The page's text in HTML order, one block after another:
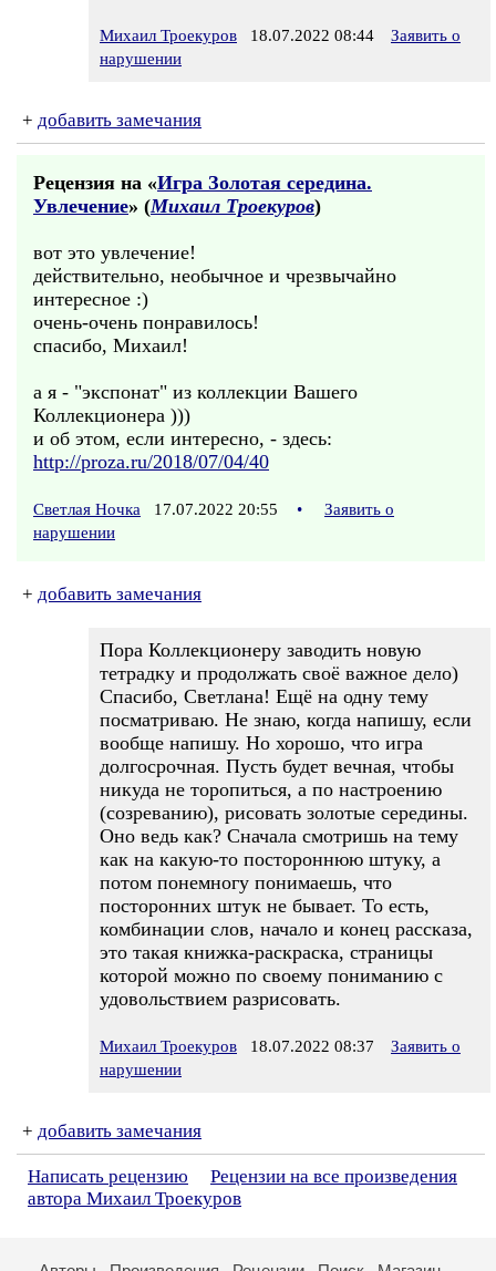
Михаил Троекуров 18.07.2022 08:44
Заявить о
нарушении
+ добавить замечания
Рецензия на «Игра Золотая середина.
Увлечение» (Михаил Троекуров)
вот это увлечение!
действительно, необычное и чрезвычайно
интересное :)
очень-очень понравилось!
спасибо, Михаил!
а я - "экспонат" из коллекции Вашего
Коллекционера )))
и об этом, если интересно, - здесь:
http://proza.ru/2018/07/04/40
Светлая Ночка 17.07.2022 20:55 •
Заявить о
нарушении
+ добавить замечания
Пора Коллекционеру заводить новую
тетрадку и продолжать своё важное дело)
Спасибо, Светлана! Ещё на одну тему
посматриваю. Не знаю, когда напишу, если
вообще напишу. Но хорошо, что игра
долгосрочная. Пусть будет вечная, чтобы
никуда не торопиться, а по настроению
(созреванию), рисовать золотые середины.
Оно ведь как? Сначала смотришь на тему
как на какую-то постороннюю штуку, а
потом понемногу понимаешь, что
посторонних штук не бывает. То есть,
комбинации слов, начало и конец рассказа,
это такая книжка-раскраска, страницы
которой можно по своему пониманию с
удовольствием разрисовать.
Михаил Троекуров 18.07.2022 08:37
Заявить о
нарушении
+ добавить замечания
Написать рецензию
Рецензии на все произведения
автора Михаил Троекуров